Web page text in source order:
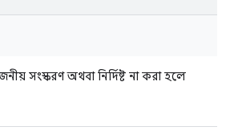
সংস্করণ অথবা নির্দিষ্ট না করা হলে